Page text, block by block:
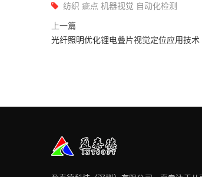
纺织 疵点 机器视觉 自动化检测
上一篇
光纤照明优化锂电叠片视觉定位应用技术